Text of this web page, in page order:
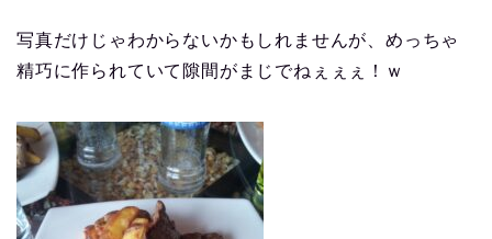
写真だけじゃわからないかもしれませんが、めっちゃ
精巧に作られていて隙間がまじでねぇぇぇ！ｗ